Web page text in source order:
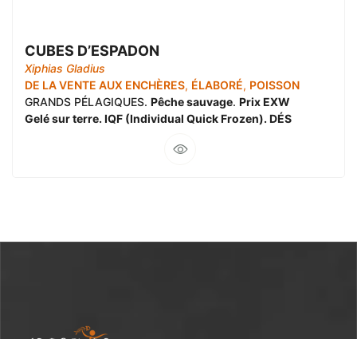
CUBES D’ESPADON
Xiphias Gladius
DE LA VENTE AUX ENCHÈRES, ÉLABORÉ, POISSON
GRANDS PÉLAGIQUES. Pêche sauvage. Prix EXW
Gelé sur terre. IQF (Individual Quick Frozen). DÉS